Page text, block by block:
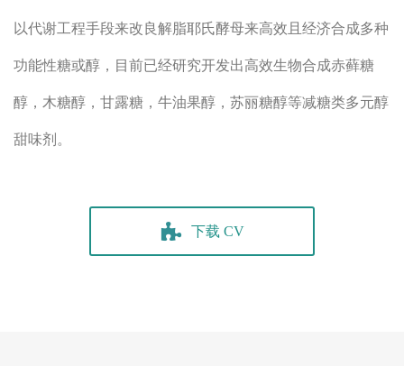
以代谢工程手段来改良解脂耶氏酵母来高效且经济合成多种
功能性糖或醇，目前已经研究开发出高效生物合成赤藓糖
醇，木糖醇，甘露糖，牛油果醇，苏丽糖醇等减糖类多元醇
甜味剂。
下载 CV